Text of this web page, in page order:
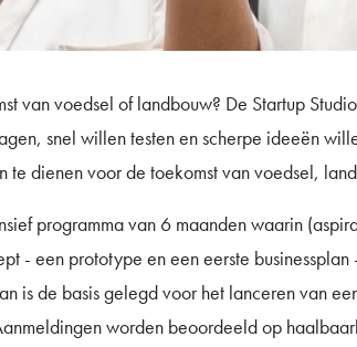
van voedsel of landbouw? De Startup
snel willen testen en scherpe ideeën
te dienen voor de toekomst van voedsel,
programma van 6 maanden waarin
- een prototype en een eerste businessplan
is de basis gelegd voor het lanceren van
worden beoordeeld op